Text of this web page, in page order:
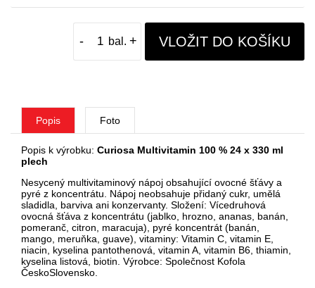
- + VLOŽIT DO KOŠÍKU
Popis Foto
Popis k výrobku: Curiosa Multivitamin 100 % 24 x 330 ml
plech
Nesycený multivitaminový nápoj obsahující ovocné šťávy a
pyré z koncentrátu. Nápoj neobsahuje přidaný cukr, umělá
sladidla, barviva ani konzervanty. Složení: Vícedruhová
ovocná šťáva z koncentrátu (jablko, hrozno, ananas, banán,
pomeranč, citron, maracuja), pyré koncentrát (banán,
mango, meruňka, guave), vitaminy: Vitamin C, vitamin E,
niacin, kyselina pantothenová, vitamin A, vitamin B6, thiamin,
kyselina listová, biotin. Výrobce: Společnost Kofola
ČeskoSlovensko.